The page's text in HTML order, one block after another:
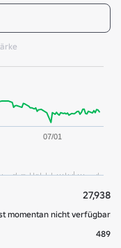
07/01
27,938
momentan nicht verfügbar
489